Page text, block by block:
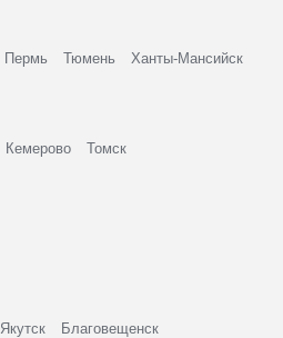
Пермь Тюмень Ханты-Мансийск
Кемерово Томск
Якутск
Благовещенск